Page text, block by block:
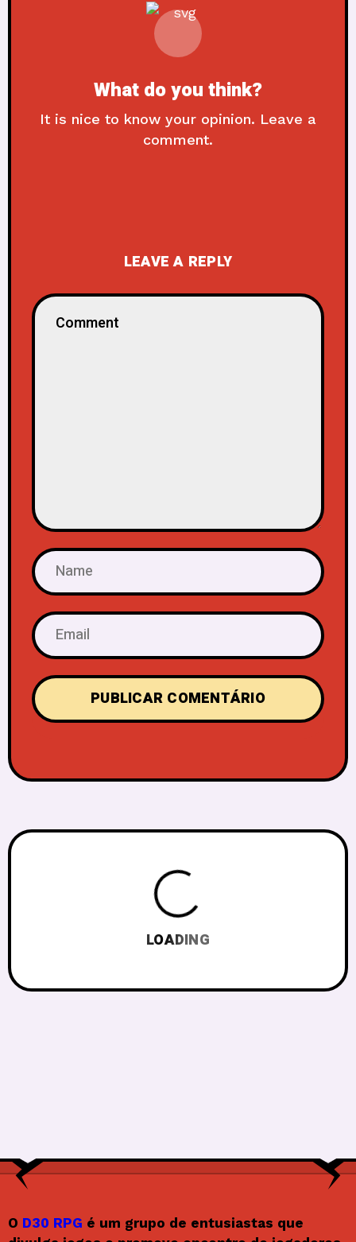
What do you think?
It is nice to know your opinion. Leave a
comment.
LEAVE A REPLY
LOADING
O D30 RPG é um grupo de entusiastas que